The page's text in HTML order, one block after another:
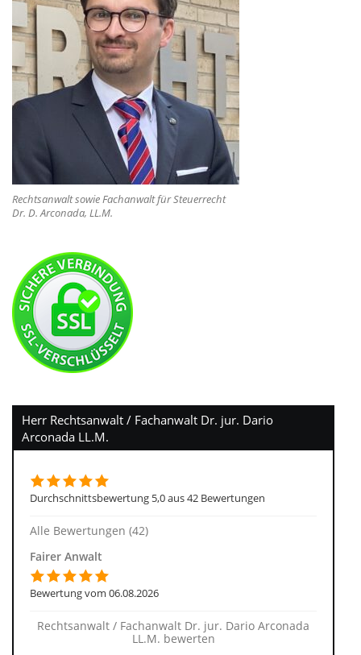
Rechtsanwalt sowie Fachanwalt für Steuerrecht
Dr. D. Arconada, LL.M.
Herr Rechtsanwalt / Fachanwalt Dr. jur. Dario
Arconada LL.M.
Durchschnittsbewertung 5,0 aus 42 Bewertungen
Alle Bewertungen (42)
Fairer Anwalt
Bewertung vom 06.08.2026
Rechtsanwalt / Fachanwalt Dr. jur. Dario Arconada
LL.M. bewerten